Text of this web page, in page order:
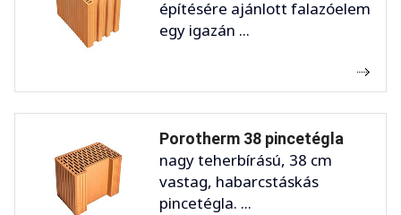
építésére ajánlott falazóelem
egy igazán ...
Porotherm 38 pincetégla
nagy teherbírású, 38 cm
vastag, habarcstáskás
pincetégla. ...